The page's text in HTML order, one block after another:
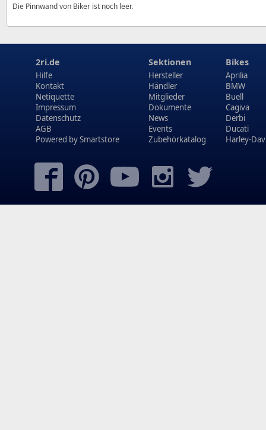
Die Pinnwand von Biker ist noch leer.
2ri.de
Hilfe
Kontakt
Netiquette
Impressum
Datenschutz
AGB
Powered bySmartstore
Sektionen
Hersteller
Händler
Mitglieder
Dokumente
News
Events
Zubehörkatalog
Bikes
Aprilia
BMW
Buell
Cagiva
Derbi
Ducati
Harley-